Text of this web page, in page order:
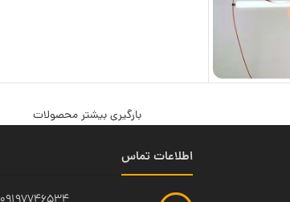
بارگیری بیشتر محصولات
اطلاعات تماس